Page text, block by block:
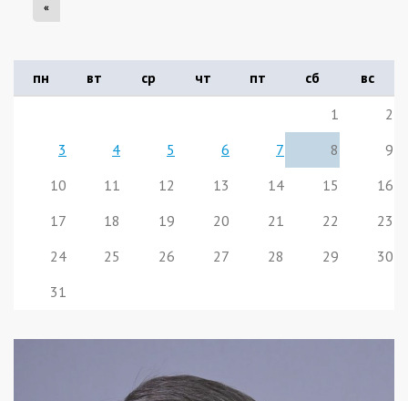
«
пн вт ср чт пт сб
вс
1
2
3
4 5 6 7 8
9
10
11 12 13 14 15
16
17
18 19 20 21 22
23
24
25 26 27 28 29
30
31